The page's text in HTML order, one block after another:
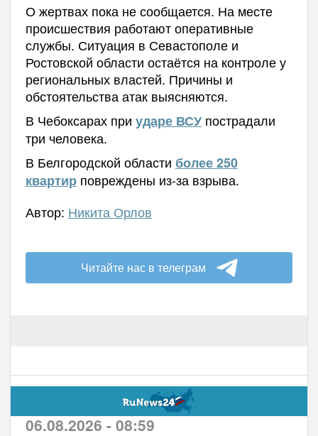
О жертвах пока не сообщается. На месте
происшествия работают оперативные
службы. Ситуация в Севастополе и
Ростовской области остаётся на контроле у
региональных властей. Причины и
обстоятельства атак выясняются.
В Чебоксарах при ударе ВСУпострадали
три человека.
В Белгородской области более 250
квартирповреждены из-за взрыва.
Автор: Никита Орлов
Читайте нас в телеграм
06.08.2026 - 08:59